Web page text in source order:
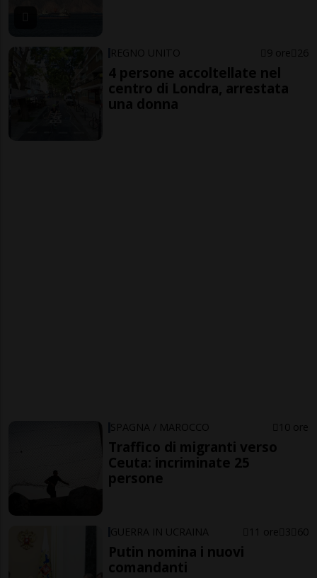
REGNO UNITO 9 ore 26
4 persone accoltellate nel
centro di Londra, arrestata
una donna
SPAGNA / MAROCCO 10 ore
Traffico di migranti verso
Ceuta: incriminate 25
persone
GUERRA IN UCRAINA 11 ore 3 60
Putin nomina i nuovi
comandanti